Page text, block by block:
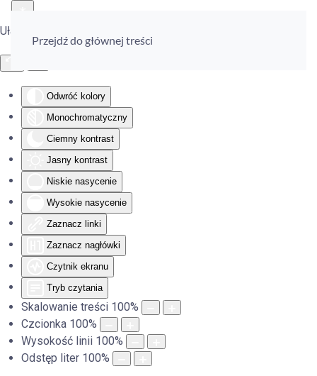
Ułatwienia dostępu
Odwróć kolory
Monochromatyczny
Ciemny kontrast
Jasny kontrast
Niskie nasycenie
Wysokie nasycenie
Zaznacz linki
Zaznacz nagłówki
Czytnik ekranu
Tryb czytania
Skalowanie treści 100%
Czcionka 100%
Wysokość linii 100%
Odstęp liter 100%
Przejdź do głównej treści